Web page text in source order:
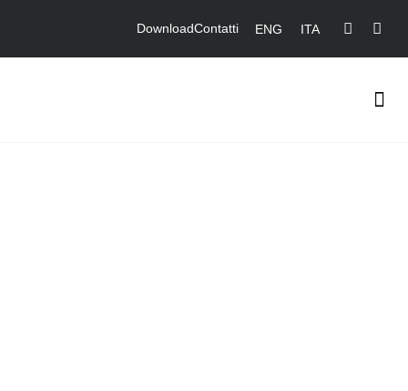
DownloadContatti ENG ITA